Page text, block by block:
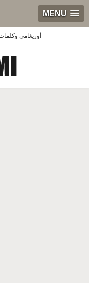
MENU
أوريغامي